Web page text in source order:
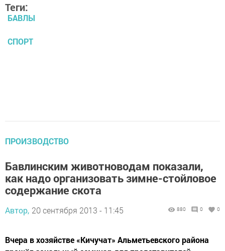
Теги:
БАВЛЫ
СПОРТ
ПРОИЗВОДСТВО
Бавлинским животноводам показали,
как надо организовать зимне-стойловое
содержание скота
Автор, 20 сентября 2013 - 11:45 880 0 0
Вчера в хозяйстве «Кичучат» Альметьевского района